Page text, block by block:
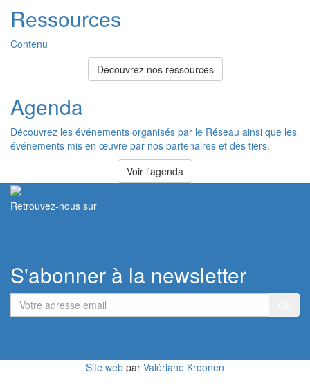
Ressources
Contenu
Découvrez nos ressources
Agenda
Découvrez les événements organisés par le Réseau ainsi que les
événements mis en œuvre par nos partenaires et des tiers.
Voir l'agenda
Retrouvez-nous sur
S'abonner à la newsletter
Votre
adresse
Site web par Valériane Kroonen